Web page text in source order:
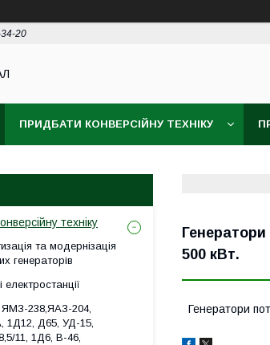
20
ПРИДБАТИ КОНВЕРСІЙНУ ТЕХНІКУ
500 кВт.
Генератори
техніку
та модернізація
генераторів
електростанції
ЯМЗ-238,ЯАЗ-204,
1Д12, Д65, УД-15,
11, 1Д6, В-46,